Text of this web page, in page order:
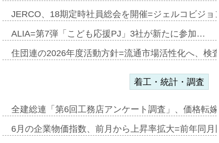
JERCO、18期定時社員総会を開催=ジェルコビジ
ALIA=第7弾「こども応援PJ」3社が新たに参加…
住団連の2026年度活動方針=流通市場活性化へ、検
着工・統計・調査
全建総連「第6回工務店アンケート調査」、価格転
6月の企業物価指数、前月から上昇率拡大=前年同